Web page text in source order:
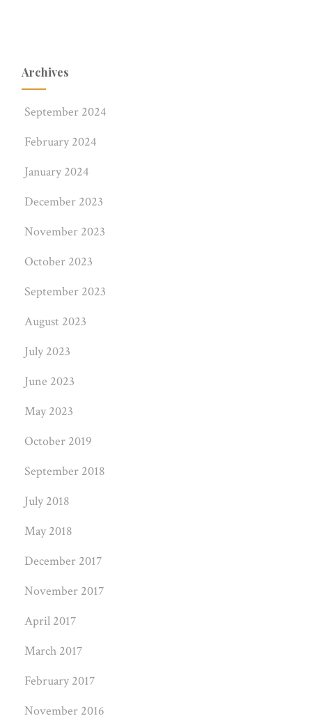
Archives
September 2024
February 2024
January 2024
December 2023
November 2023
October 2023
September 2023
August 2023
July 2023
June 2023
May 2023
October 2019
September 2018
July 2018
May 2018
December 2017
November 2017
April 2017
March 2017
February 2017
November 2016